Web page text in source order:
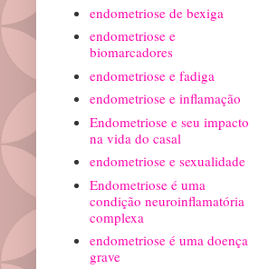
endometriose de bexiga
endometriose e
biomarcadores
endometriose e fadiga
endometriose e inflamação
Endometriose e seu impacto
na vida do casal
endometriose e sexualidade
Endometriose é uma
condição neuroinflamatória
complexa
endometriose é uma doença
grave